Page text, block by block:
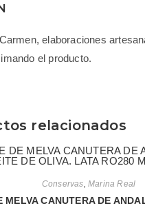
elaboraciones
el producto.
relacionados
Conservas Marina Real
MELVA CANUTERA DE